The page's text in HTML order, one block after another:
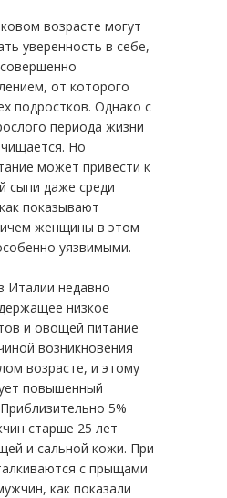
возрасте могут
уверенность в себе,
от которого
подростков. Однако с
периода жизни
Но
может привести к
сыпи даже среди
показывают
женщины в этом
уязвимыми.
Италии недавно
низкое
и овощей питание
возникновения
возрасте, и этому
повышенный
5%
старше 25 лет
и сальной кожи. При
с прыщами
как показали